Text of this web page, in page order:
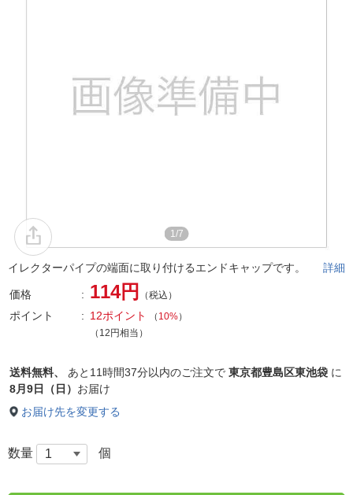
1/7
イレクターパイプの端面に取り付けるエンドキャップです。 詳細
価格 114円 （税込）
ポイント 12ポイント （ 10%）
（12円相当）
送料無料、 あと 11時間37分以内のご注文で 東京都豊島区東池袋 に
8月9日（日） お届け
お届け先を変更する
数量 個